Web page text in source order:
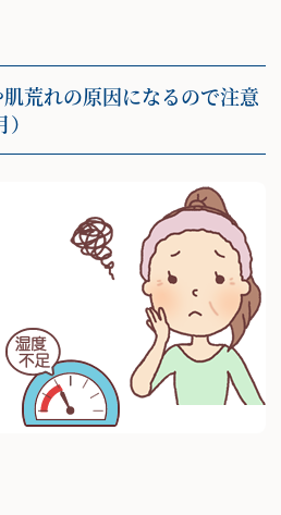
荒れの原因になるので注意